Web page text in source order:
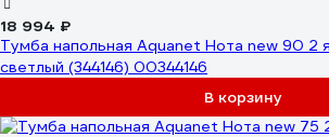
18 994 ₽
Тумба напольная Aquanet Нота new 90 2
светлый (344146) 00344146
В корзину